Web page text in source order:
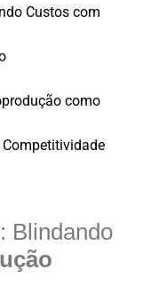
Custos com
como
: Blindando